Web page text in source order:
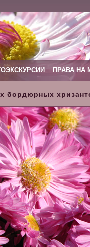
ПРАВА НА
бордюрных